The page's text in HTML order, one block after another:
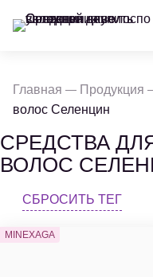
Главная Продукция
волос Селенцин
СРЕДСТВА
ВОЛОС
СБРОСИТЬ ТЕГ
MINEXAGA